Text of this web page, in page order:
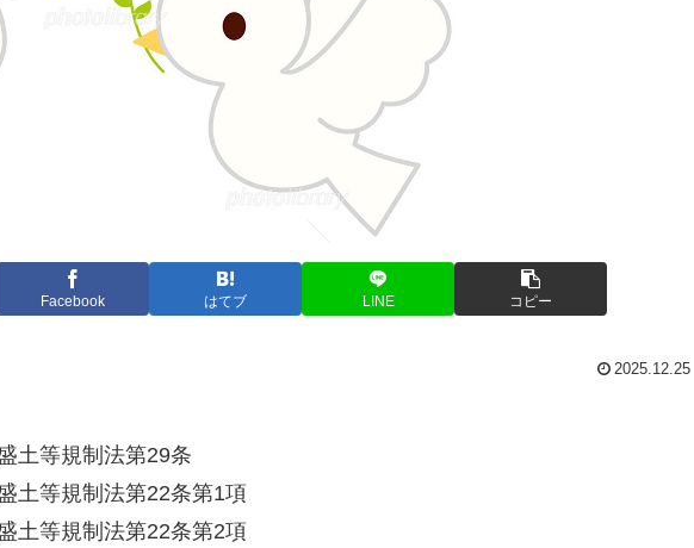
Facebook はてブ LINE コピー
2025.12.25
土等規制法第29条
土等規制法第22条第1項
土等規制法第22条第2項